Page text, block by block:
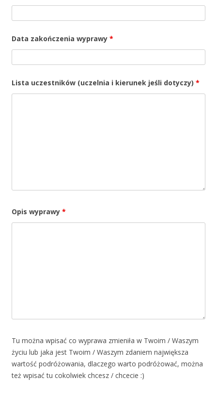
Data zakończenia wyprawy *
Lista uczestników (uczelnia i kierunek jeśli dotyczy) *
Opis wyprawy *
Tu można wpisać co wyprawa zmieniła w Twoim / Waszym
życiu lub jaka jest Twoim / Waszym zdaniem największa
wartość podróżowania, dlaczego warto podróżować, można
też wpisać tu cokolwiek chcesz / chcecie :)